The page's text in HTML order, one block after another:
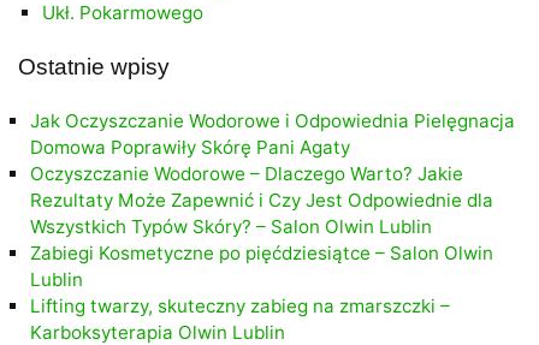
Ukł. Pokarmowego
Ostatnie wpisy
Jak Oczyszczanie Wodorowe i Odpowiednia Pielęgnacja
Domowa Poprawiły Skórę Pani Agaty
Oczyszczanie Wodorowe – Dlaczego Warto? Jakie
Rezultaty Może Zapewnić i Czy Jest Odpowiednie dla
Wszystkich Typów Skóry? – Salon Olwin Lublin
Zabiegi Kosmetyczne po pięćdziesiątce – Salon Olwin
Lublin
Lifting twarzy, skuteczny zabieg na zmarszczki –
Karboksyterapia Olwin Lublin